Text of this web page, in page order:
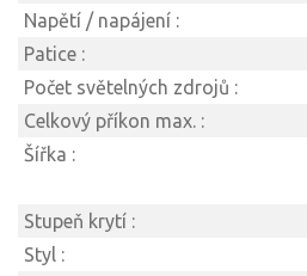
Napětí / napájení :
Patice :
Počet světelných zdrojů :
Celkový příkon max. :
Šířka :
Stupeň krytí :
Styl :